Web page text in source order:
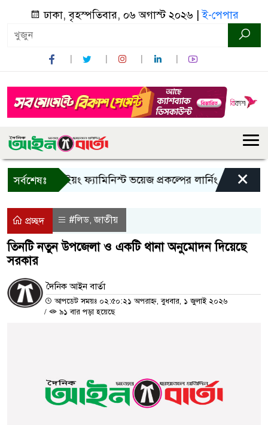
ঢাকা, বৃহস্পতিবার, ০৬ অগাস্ট ২০২৬ |ই-পেপার
সর্বশেষঃ
বান্দরবানে ইয়ং ফ্যামিনিস্ট ভয়েজ প্রকল্পের লার্নিং শেয়ারিং
×
প্রচ্ছদ #লিড,জাতীয়
তিনটি নতুন উপজেলা ও একটি থানা অনুমোদন দিয়েছে
সরকার
দৈনিক আইন বার্তা
আপডেট সময়ঃ ০২:৫০:২১ অপরাহ্ন, বুধবার, ১ জুলাই ২০২৬
/
৯১ বার পড়া হয়েছে